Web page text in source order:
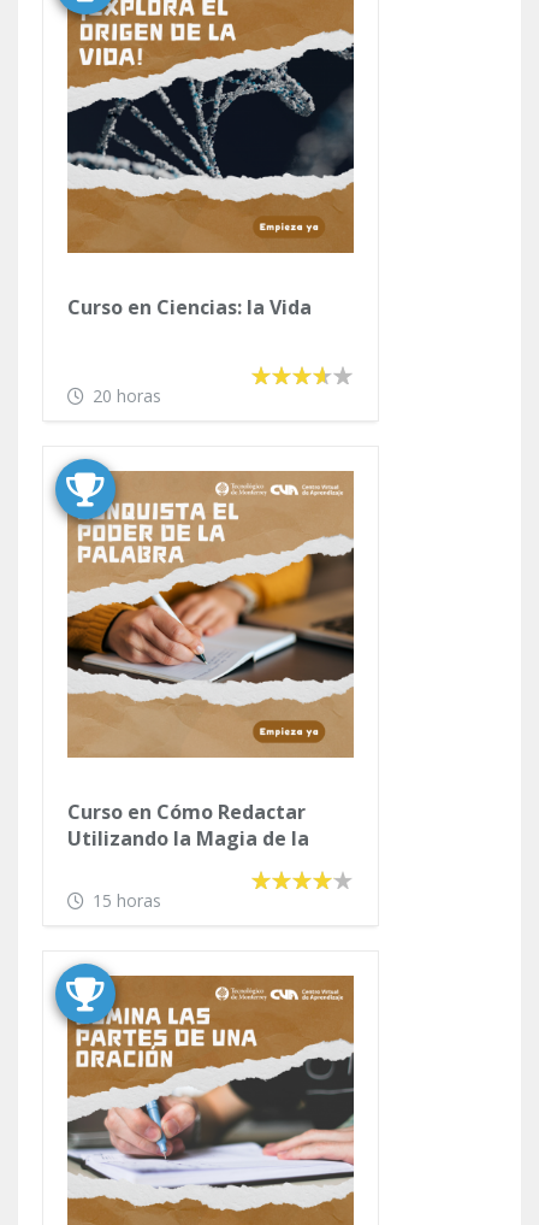
Curso en Ciencias: la Vida
20 horas
Curso en Cómo Redactar
Utilizando la Magia de la
15 horas